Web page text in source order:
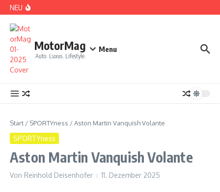
Zum Inhalt springen
NEU
MotorMag
Auto. Luxus. Lifestyle.
Menu
Start / SPORTYness /Aston Martin Vanquish Volante
SPORTYness
Aston Martin Vanquish Volante
Von Reinhold Deisenhofer 11. Dezember 2025